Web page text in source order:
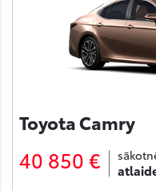
Toyota Camry
40 850 €